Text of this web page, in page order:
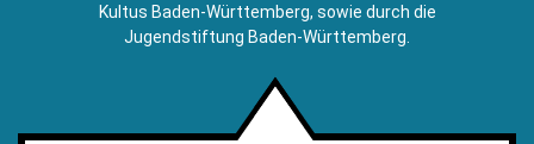
Kultus Baden-Württemberg, sowie durch die
Jugendstiftung Baden-Württemberg.